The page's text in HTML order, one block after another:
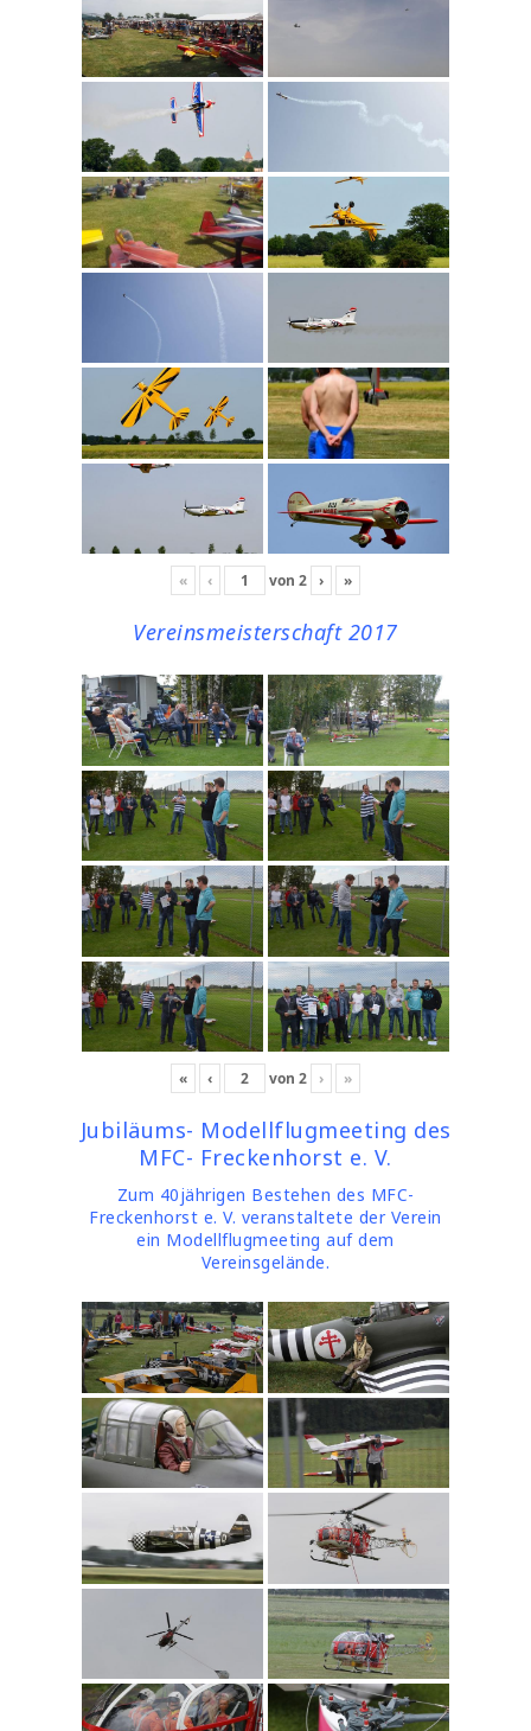
« ‹ von 2 › »
Vereinsmeisterschaft 2017
« ‹ von 2 › »
Jubiläums- Modellflugmeeting des
MFC- Freckenhorst e. V.
Zum 40jährigen Bestehen des MFC-
Freckenhorst e. V. veranstaltete der Verein
ein Modellflugmeeting auf dem
Vereinsgelände.